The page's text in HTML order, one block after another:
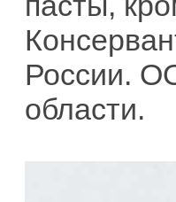
России.
области.